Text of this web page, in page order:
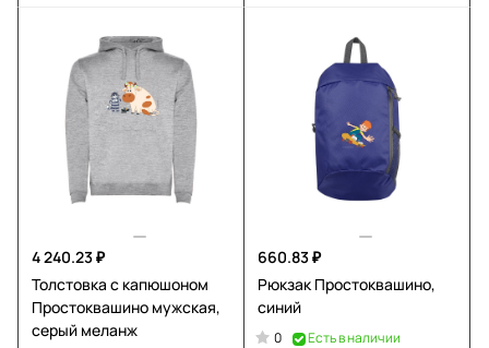
4 240.23 ₽
Толстовка с капюшоном
Простоквашино мужская,
серый меланж
660.83 ₽
Рюкзак Простоквашино,
синий
0
Есть в наличии